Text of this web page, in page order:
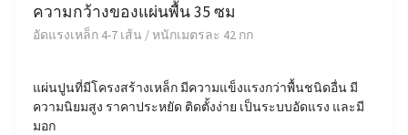
ความกว้างของแผ่นพื้น 35 ซม
อัดแรงเหล็ก 4-7 เส้น / หนักเมตรละ 42 กก
แผ่นปูนที่มีโครงสร้างเหล็ก มีความแข็งแรงกว่าพื้นชนิดอื่น มี
ความนิยมสูง ราคาประหยัด ติดตั้งง่าย เป็นระบบอัดแรง และมี
มอก